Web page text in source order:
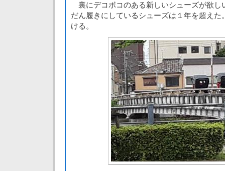
裏にデコボコのある新しいシューズが欲し
だん履きにしているシューズは１年を超え
ける。